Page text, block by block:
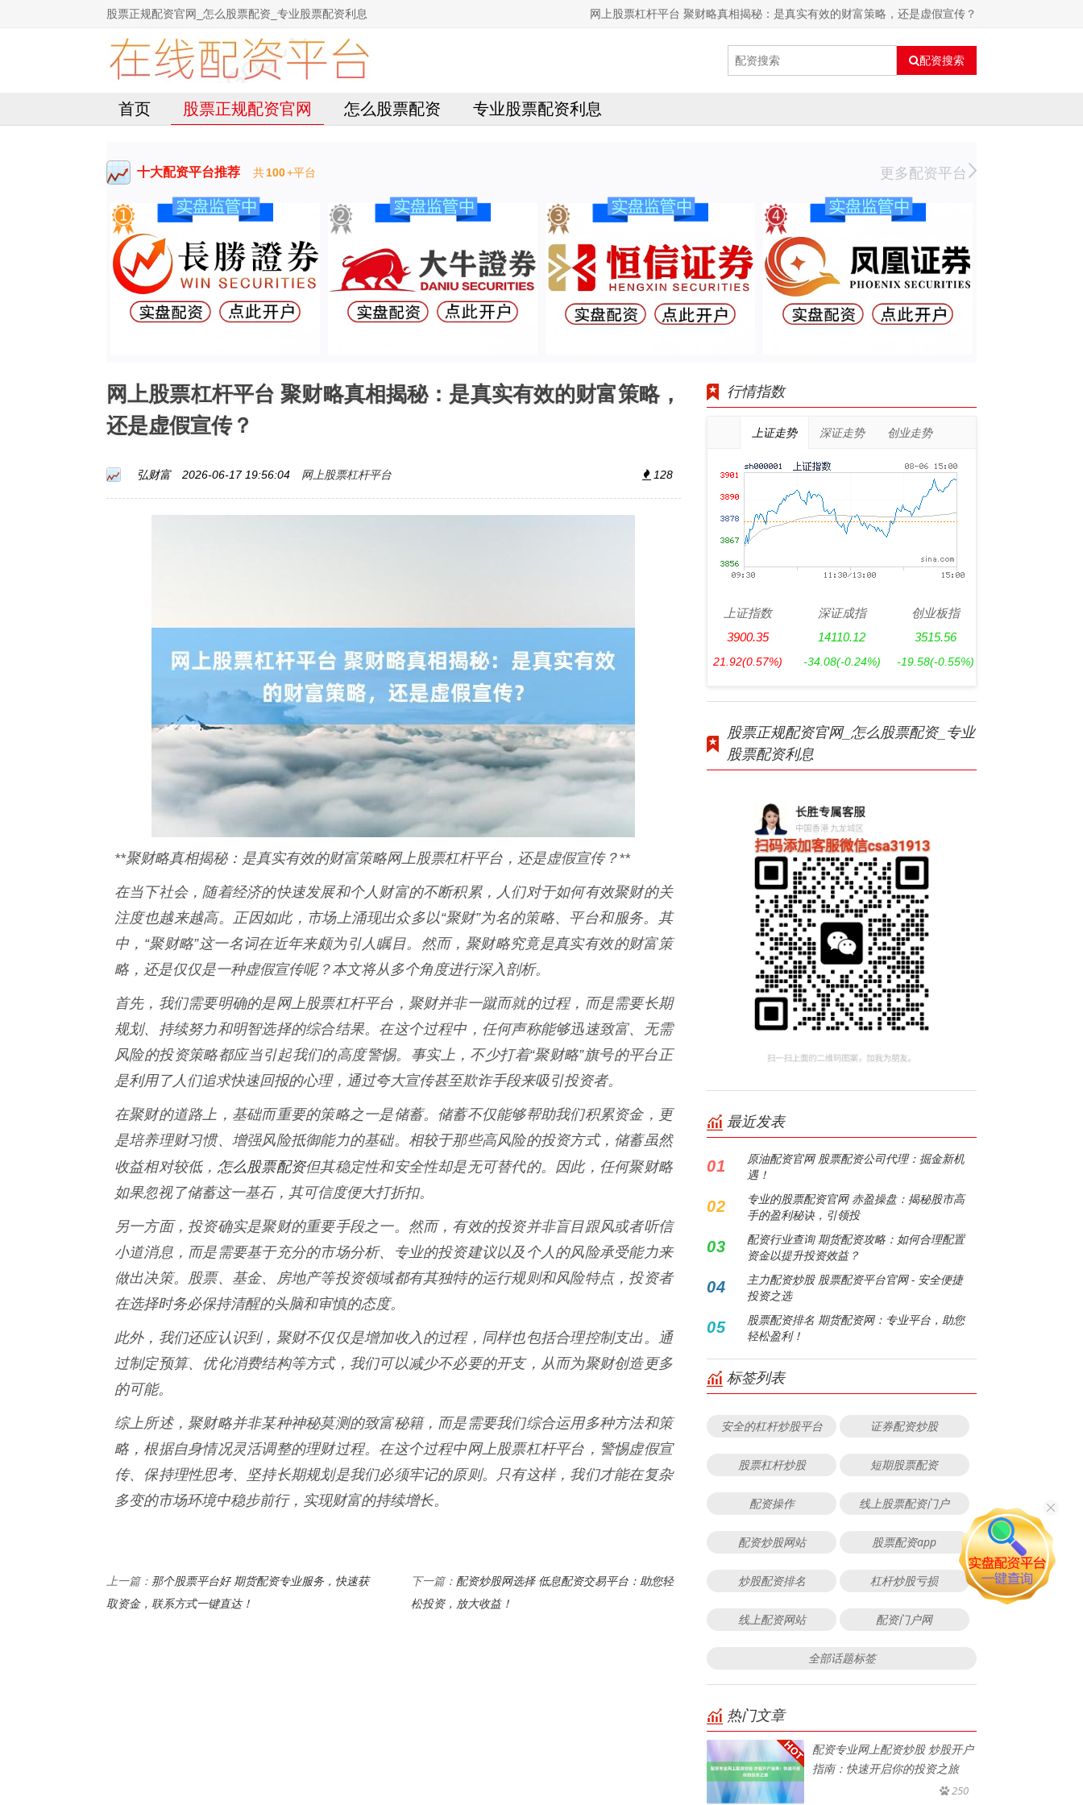
股票正规配资官网_怎么股票配资_专业股票配资利息 网上股票杠杆平台 聚财略真相揭秘：是真实有效的财富策略，还是虚假宣传？
配资搜索
首页 股票正规配资官网 怎么股票配资 专业股票配资利息
十大配资平台推荐 共100+平台 更多配资平台
网上股票杠杆平台 聚财略真相揭秘：是真实有效的财富策略，
还是虚假宣传？
弘财富 2026-06-17 19:56:04 网上股票杠杆平台 128
**聚财略真相揭秘：是真实有效的财富策略网上股票杠杆平台，还是虚假宣传？**
在当下社会，随着经济的快速发展和个人财富的不断积累，人们对于如何有效聚财的关
注度也越来越高。正因如此，市场上涌现出众多以“聚财”为名的策略、平台和服务。其
中，“聚财略”这一名词在近年来颇为引人瞩目。然而，聚财略究竟是真实有效的财富策
略，还是仅仅是一种虚假宣传呢？本文将从多个角度进行深入剖析。
首先，我们需要明确的是网上股票杠杆平台，聚财并非一蹴而就的过程，而是需要长期
规划、持续努力和明智选择的综合结果。在这个过程中，任何声称能够迅速致富、无需
风险的投资策略都应当引起我们的高度警惕。事实上，不少打着“聚财略”旗号的平台正
是利用了人们追求快速回报的心理，通过夸大宣传甚至欺诈手段来吸引投资者。
在聚财的道路上，基础而重要的策略之一是储蓄。储蓄不仅能够帮助我们积累资金，更
是培养理财习惯、增强风险抵御能力的基础。相较于那些高风险的投资方式，储蓄虽然
收益相对较低， 怎么股票配资但其稳定性和安全性却是无可替代的。因此，任何聚财略
如果忽视了储蓄这一基石，其可信度便大打折扣。
另一方面，投资确实是聚财的重要手段之一。然而，有效的投资并非盲目跟风或者听信
小道消息，而是需要基于充分的市场分析、专业的投资建议以及个人的风险承受能力来
做出决策。股票、基金、房地产等投资领域都有其独特的运行规则和风险特点，投资者
在选择时务必保持清醒的头脑和审慎的态度。
此外，我们还应认识到，聚财不仅仅是增加收入的过程，同样也包括合理控制支出。通
过制定预算、优化消费结构等方式，我们可以减少不必要的开支，从而为聚财创造更多
的可能。
综上所述，聚财略并非某种神秘莫测的致富秘籍，而是需要我们综合运用多种方法和策
略，根据自身情况灵活调整的理财过程。在这个过程中网上股票杠杆平台，警惕虚假宣
传、保持理性思考、坚持长期规划是我们必须牢记的原则。只有这样，我们才能在复杂
多变的市场环境中稳步前行，实现财富的持续增长。
上一篇： 那个股票平台好 期货配资专业服务，快速获
取资金，联系方式一键直达！
下一篇： 配资炒股网选择 低息配资交易平台：助您轻
松投资，放大收益！
行情指数
上证走势 深证走势 创业走势
上证指数
3900.35
21.92(0.57%)
深证成指
14110.12
-34.08(-0.24%)
创业板指
3515.56
-19.58(-0.55%)
股票正规配资官网_怎么股票配资_专业
股票配资利息
最近发表
01
原油配资官网 股票配资公司代理：掘金新机
遇！
02
专业的股票配资官网 赤盈操盘：揭秘股市高
手的盈利秘诀，引领投
03
配资行业查询 期货配资攻略：如何合理配置
资金以提升投资效益？
04
主力配资炒股 股票配资平台官网 - 安全便捷
投资之选
05
股票配资排名 期货配资网：专业平台，助您
轻松盈利！
标签列表
安全的杠杆炒股平台 证券配资炒股
股票杠杆炒股 短期股票配资
配资操作 线上股票配资门户
配资炒股网站 股票配资app
炒股配资排名 杠杆炒股亏损
线上配资网站 配资门户网
全部话题标签
热门文章
配资专业网上配资炒股 炒股开户
指南：快速开启你的投资之旅
250